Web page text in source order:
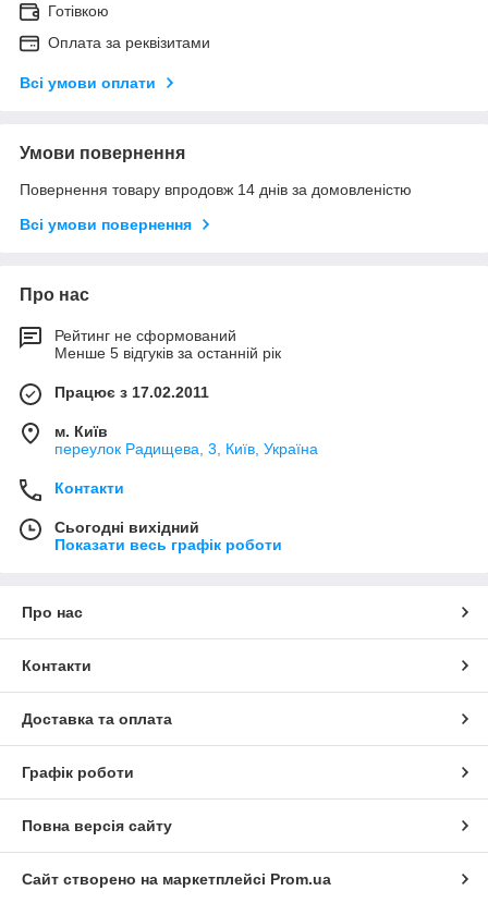
Готівкою
Оплата за реквізитами
Всі умови оплати
Умови повернення
Повернення товару впродовж 14 днів за домовленістю
Всі умови повернення
Про нас
Рейтинг не сформований
Менше 5 відгуків за останній рік
Працює з 17.02.2011
м. Київ
переулок Радищева, 3, Київ, Україна
Контакти
Сьогодні вихідний
Показати весь графік роботи
Про нас
Контакти
Доставка та оплата
Графік роботи
Повна версія сайту
Сайт створено на маркетплейсі Prom.ua